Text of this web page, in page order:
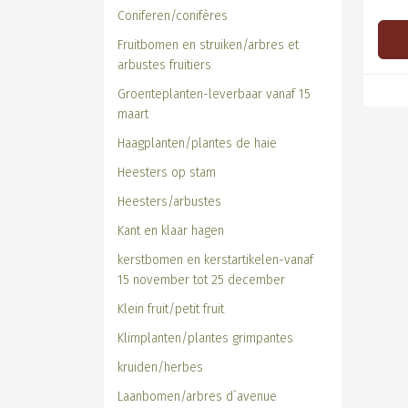
Coniferen/conifères
Fruitbomen en struiken/arbres et
arbustes fruitiers
Groenteplanten-leverbaar vanaf 15
maart
Haagplanten/plantes de haie
Heesters op stam
Heesters/arbustes
Kant en klaar hagen
kerstbomen en kerstartikelen-vanaf
15 november tot 25 december
Klein fruit/petit fruit
Klimplanten/plantes grimpantes
kruiden/herbes
Laanbomen/arbres d`avenue